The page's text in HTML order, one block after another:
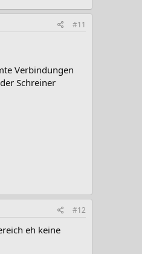
#11
Verbindungen
Schreiner
#12
eh keine